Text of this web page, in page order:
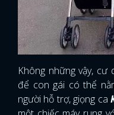
Không những vậy,
để con gái có thể
người hỗ trợ, giọng ca